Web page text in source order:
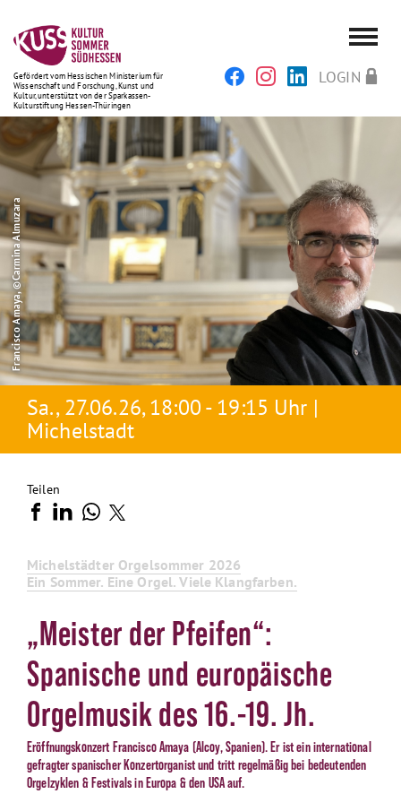
Gefördert vom Hessischen Ministerium für
Wissenschaft und Forschung, Kunst und
Kultur, unterstützt von der Sparkassen-
Kulturstiftung Hessen-Thüringen
LOGIN
Francisco Amaya, ©Carmina Almuzara
Sa., 27.06.26, 18:00 - 19:15 Uhr |
Michelstadt
Teilen
Michelstädter Orgelsommer 2026
Ein Sommer. Eine Orgel. Viele Klangfarben.
„Meister der Pfeifen“:
Spanische und europäische
Orgelmusik des 16.-19. Jh.
Eröffnungskonzert Francisco Amaya (Alcoy, Spanien). Er ist ein international
gefragter spanischer Konzertorganist und tritt regelmäßig bei bedeutenden
Orgelzyklen & Festivals in Europa & den USA auf.